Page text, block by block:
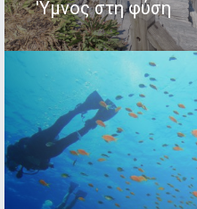
'Υμνος στη φύση